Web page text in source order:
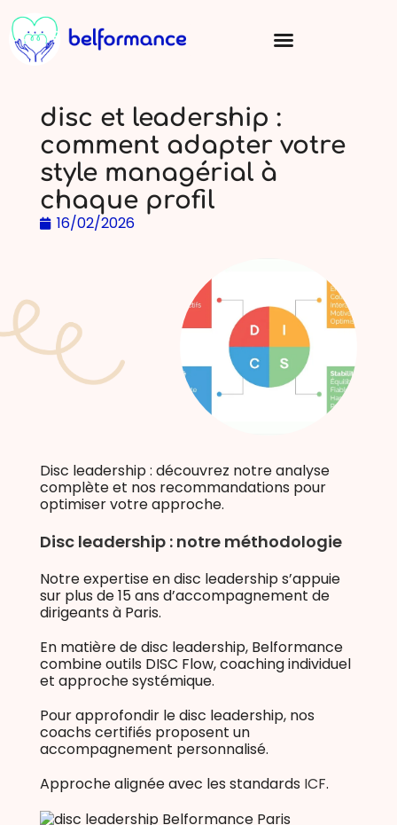
disc et leadership :
comment adapter votre
style managérial à
chaque profil
16/02/2026
Disc leadership : découvrez notre analyse
complète et nos recommandations pour
optimiser votre approche.
Disc leadership : notre méthodologie
Notre expertise en disc leadership s’appuie
sur plus de 15 ans d’accompagnement de
dirigeants à Paris.
En matière de disc leadership, Belformance
combine outils DISC Flow, coaching individuel
et approche systémique.
Pour approfondir le disc leadership, nos
coachs certifiés proposent un
accompagnement personnalisé.
Approche alignée avec les standards ICF.